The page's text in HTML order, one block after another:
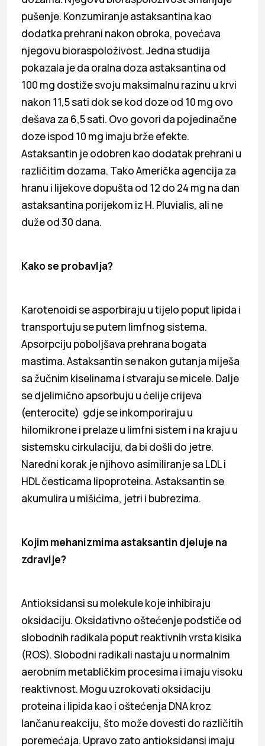
pušenje. Konzumiranje astaksantina kao
dodatka prehrani nakon obroka, povećava
njegovu bioraspoloživost. Jedna studija
pokazala je da oralna doza astaksantina od
100 mg dostiže svoju maksimalnu razinu u krvi
nakon 11,5 sati dok se kod doze od 10 mg ovo
dešava za 6,5 sati. Ovo govori da pojedinačne
doze ispod 10 mg imaju brže efekte.
Astaksantin je odobren kao dodatak prehrani u
različitim dozama. Tako Američka agencija za
hranu i lijekove dopušta od 12 do 24 mg na dan
astaksantina porijekom iz H. Pluvialis, ali ne
duže od 30 dana.
Kako se probavlja?
Karotenoidi se asporbiraju u tijelo poput lipida i
transportuju se putem limfnog sistema.
Apsorpciju poboljšava prehrana bogata
mastima. Astaksantin se nakon gutanja miješa
sa žučnim kiselinama i stvaraju se micele. Dalje
se djelimično apsorbuju u ćelije crijeva
(enterocite) gdje se inkomporiraju u
hilomikrone i prelaze u limfni sistem i na kraju u
sistemsku cirkulaciju, da bi došli do jetre.
Naredni korak je njihovo asimiliranje sa LDL i
HDL česticama lipoproteina. Astaksantin se
akumulira u mišićima, jetri i bubrezima.
Kojim mehanizmima astaksantin djeluje na
zdravlje?
Antioksidansi su molekule koje inhibiraju
oksidaciju. Oksidativno oštećenje podstiče od
slobodnih radikala poput reaktivnih vrsta kisika
(ROS). Slobodni radikali nastaju u normalnim
aerobnim metabličkim procesima i imaju visoku
reaktivnost. Mogu uzrokovati oksidaciju
proteina i lipida kao i oštećenja DNA kroz
lančanu reakciju, što može dovesti do različitih
poremećaja. Upravo zato antioksidansi imaju